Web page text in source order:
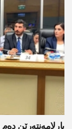
پارلامەنتەرێن